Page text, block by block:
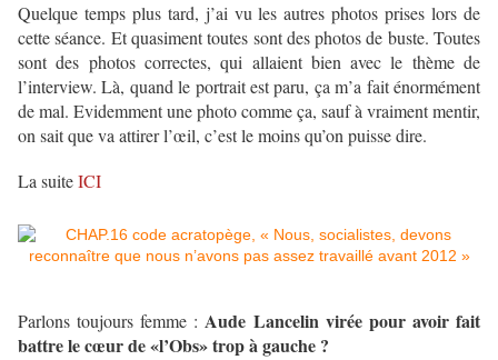
Quelque temps plus tard, j’ai vu les autres photos prises lors de
cette séance. Et quasiment toutes sont des photos de buste. Toutes
sont des photos correctes, qui allaient bien avec le thème de
l’interview. Là, quand le portrait est paru, ça m’a fait énormément
de mal. Evidemment une photo comme ça, sauf à vraiment mentir,
on sait que va attirer l’œil, c’est le moins qu’on puisse dire.
La suiteICI
Parlons toujours femme : Aude Lancelin virée pour avoir fait
battre le cœur de «l’Obs» trop à gauche ?